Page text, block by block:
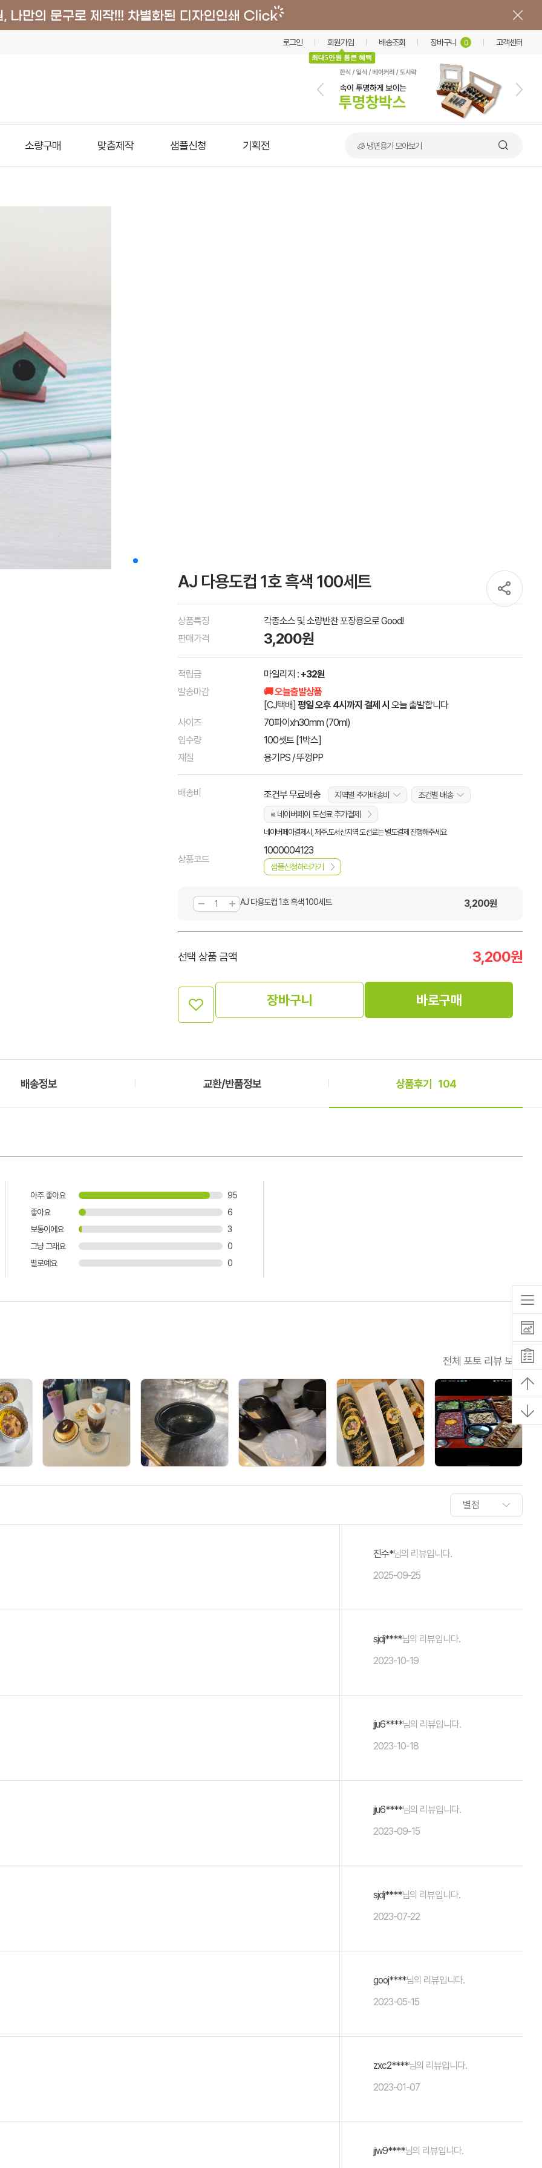
로그인 회원가입
최대5만원 통큰 혜택
배송조회 장바구니 0 고객센터
소량구매 맞춤제작 샘플신청 기획전 🍲 덮밥·비빔밥 가마솥용기
AJ 다용도컵 1호 흑색 100세트
상품특징
각종소스 및 소량반찬 포장용으로 Good!
판매가격
3,200원
적립금 마일리지 : +32원
발송마감
🚚 오늘출발상품
[CJ택배] 평일 오후 4시까지 결제 시 오늘 출발합니다
사이즈
70파이xh30mm (70ml)
입수량
100셋트 [1박스]
재질
용기PS / 뚜껑PP
배송비 조건부 무료배송 지역별 추가배송비
조건별 배송
※ 네이버페이 도선료 추가결제
네이버페이결제시, 제주.도서산지역 도선료는 별도결제 진행해주세요
상품코드
1000004123
샘플신청하러가기
AJ 다용도컵 1호 흑색 100세트 3,200원
선택 상품 금액 3,200원
장바구니 바로구매
배송정보 교환/반품정보 상품후기 104
아주 좋아요
95
좋아요
6
보통이에요
3
그냥 그래요
0
별로예요
0
전체 포토 리뷰 보기
진수*님의 리뷰입니다.
2025-09-25
sjdj****님의 리뷰입니다.
2023-10-19
jju6****님의 리뷰입니다.
2023-10-18
jju6****님의 리뷰입니다.
2023-09-15
sjdj****님의 리뷰입니다.
2023-07-22
gooj****님의 리뷰입니다.
2023-05-15
zxc2****님의 리뷰입니다.
2023-01-07
jjw9****님의 리뷰입니다.